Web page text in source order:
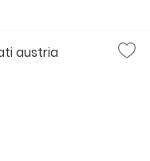
austria